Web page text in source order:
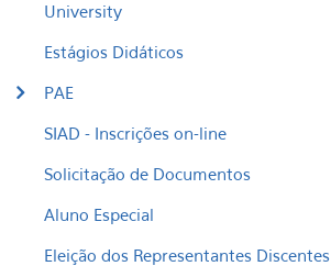
University
Estágios Didáticos
PAE
SIAD - Inscrições on-line
Solicitação de Documentos
Aluno Especial
Eleição dos Representantes Discentes